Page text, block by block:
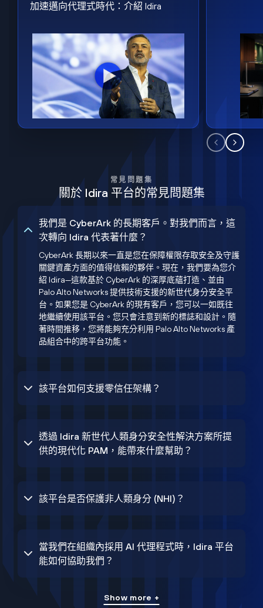
加速邁向代理式時代：介紹 Idira
常見問題集
關於 Idira 平台的常見問題集
我們是 CyberArk 的長期客戶。對我們而言，這
次轉向 Idira 代表著什麼？
CyberArk 長期以來一直是您在保障權限存取安全及守護
關鍵資產方面的值得信賴的夥伴。現在，我們要為您介
紹 Idira—這款基於 CyberArk 的深厚底蘊打造、並由
Palo Alto Networks 提供技術支援的新世代身分安全平
台。如果您是 CyberArk 的現有客戶，您可以一如既往
地繼續使用該平台。您只會注意到新的標誌和設計。隨
著時間推移，您將能夠充分利用 Palo Alto Networks 產
品組合中的跨平台功能。
該平台如何支援零信任架構？
透過 Idira 新世代人類身分安全性解決方案所提
供的現代化 PAM，能帶來什麼幫助？
該平台是否保護非人類身分 (NHI)？
當我們在組織內採用 AI 代理程式時，Idira 平台
能如何協助我們？
Show more +